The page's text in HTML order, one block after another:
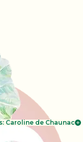
Caroline de Chaunac